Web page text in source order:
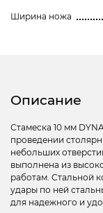
Ширина ножа
Описание
Стамеска 10 мм
проведении
небольших
выполнена из
работам. Стальной
удары по ней
для надежного и